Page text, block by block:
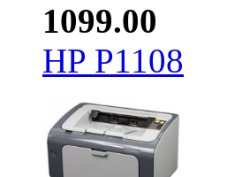
1099.00
HP P1108